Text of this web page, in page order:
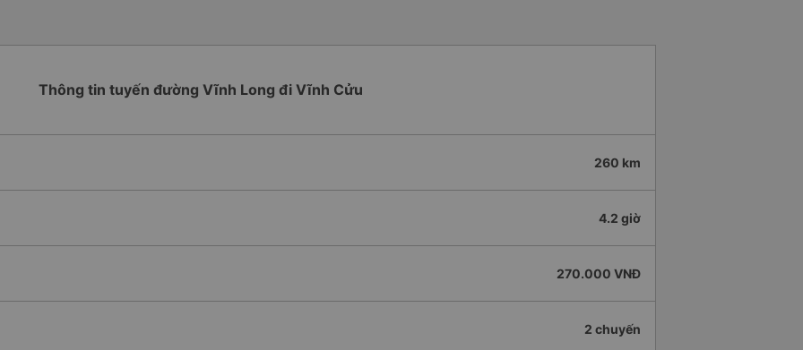
Thông tin tuyến đường Vĩnh Long đi Vĩnh Cửu
260 km
4.2 giờ
270.000 VNĐ
2 chuyến